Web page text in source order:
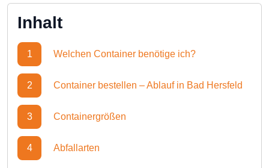
Inhalt
1 Welchen Container benötige ich?
2 Container bestellen – Ablauf in Bad Hersfeld
3 Containergrößen
4 Abfallarten